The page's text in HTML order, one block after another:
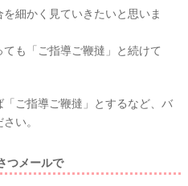
細かく見ていきたいと思いま
ても「ご指導ご鞭撻」と続けて
ご指導ご鞭撻」とするなど、バ
い。
つメールで